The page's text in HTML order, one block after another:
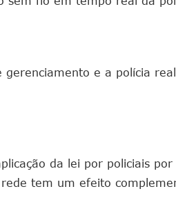
e a polícia
da lei por policiais
tem um efeito